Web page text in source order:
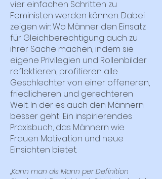
vier einfachen Schritten zu
Feministen werden können. Dabei
zeigen wir: Wo Männer den Einsatz
für Gleichberechtigung auch zu
ihrer Sache machen, indem sie
eigene Privilegien und Rollenbilder
reflektieren, profitieren alle
Geschlechter von einer offeneren,
friedlicheren und gerechteren
Welt. In der es auch den Männern
besser geht! Ein inspirierendes
Praxisbuch, das Männern wie
Frauen Motivation und neue
Einsichten bietet.
„Kann man als Mann per Definition